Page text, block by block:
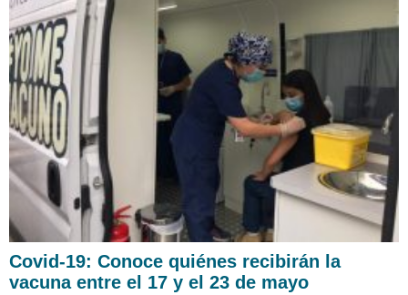
Covid-19: Conoce quiénes recibirán la
vacuna entre el 17 y el 23 de mayo